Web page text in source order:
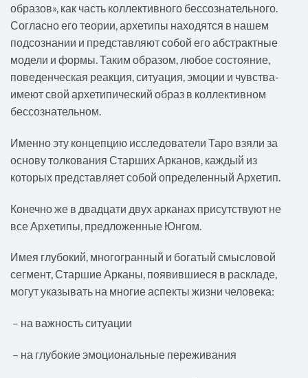
образов», как часть коллективного бессознательного.
Согласно его теории, архетипы находятся в нашем
подсознании и представляют собой его абстрактные
модели и формы. Таким образом, любое состояние,
поведенческая реакция, ситуация, эмоции и чувства-
имеют свой архетипический образ в коллективном
бессознательном.
Именно эту концепцию исследователи Таро взяли за
основу толкования Старших Арканов, каждый из
которых представляет собой определенный Архетип.
Конечно же в двадцати двух арканах присутствуют не
все Архетипы, предложенные Юнгом.
Имея глубокий, многогранный и богатый смысловой
сегмент, Старшие Арканы, появившиеся в раскладе,
могут указывать на многие аспекты жизни человека:
– на важность ситуации
– на глубокие эмоциональные переживания